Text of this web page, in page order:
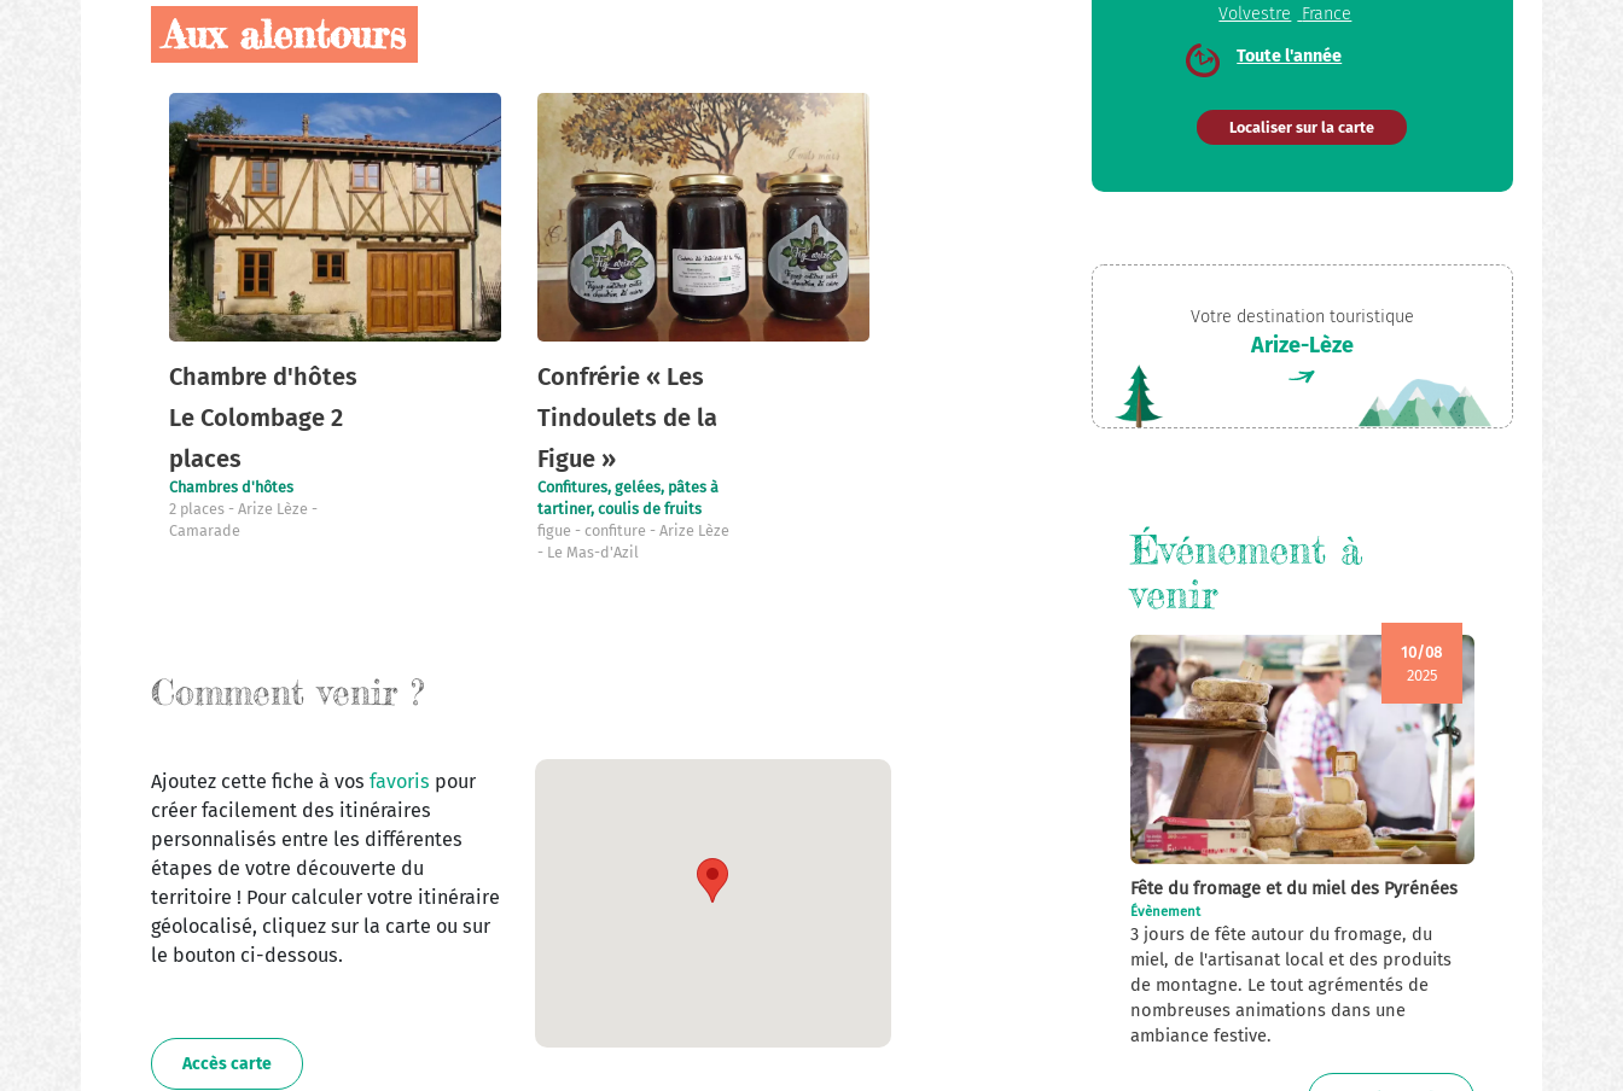
Aux alentours
Nos
producteurs
locaux
Chambre d'hôtes
Le Colombage 2
places
Chambres d'hôtes
2 places
Arize Lèze
Camarade
Confrérie « Les
Tindoulets de la
Figue »
Confitures, gelées, pâtes à
tartiner, coulis de fruits
figue confiture Arize Lèze
Le Mas-d'Azil
Comment venir ?
Ajoutez cette fiche à vos favoris pour
créer facilement des itinéraires
personnalisés entre les différentes
étapes de votre découverte du
territoire ! Pour calculer votre itinéraire
géolocalisé, cliquez sur la carte ou sur
le bouton ci-dessous.
Accès carte
Volvestre
France
Toute l'année
Localiser sur la carte
Votre destination touristique
Arize-Lèze
Événement à
venir
10/08
2025
Fête du fromage et du miel des Pyrénées
Évènement
3 jours de fête autour du fromage, du
miel, de l'artisanat local et des produits
de montagne. Le tout agrémentés de
nombreuses animations dans une
ambiance festive.